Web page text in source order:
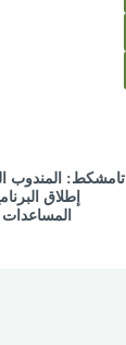
تامشكط: المندوب
إطلاق